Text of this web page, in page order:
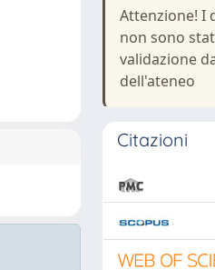
Attenzione! I
non sono
validazione
dell'ateneo
Citazioni